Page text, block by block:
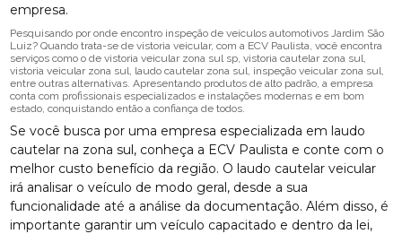
empresa.
Pesquisando por onde encontro inspeção de veículos automotivos Jardim São
Luiz? Quando trata-se de vistoria veicular, com a ECV Paulista, você encontra
serviços como o de vistoria veicular zona sul sp, vistoria cautelar zona sul,
vistoria veicular zona sul, laudo cautelar zona sul, inspeção veicular zona sul,
entre outras alternativas. Apresentando produtos de alto padrão, a empresa
conta com profissionais especializados e instalações modernas e em bom
estado, conquistando então a confiança de todos.
Se você busca por uma empresa especializada em laudo
cautelar na zona sul, conheça a ECV Paulista e conte com o
melhor custo benefício da região. O laudo cautelar veicular
irá analisar o veículo de modo geral, desde a sua
funcionalidade até a análise da documentação. Além disso, é
importante garantir um veículo capacitado e dentro da lei,